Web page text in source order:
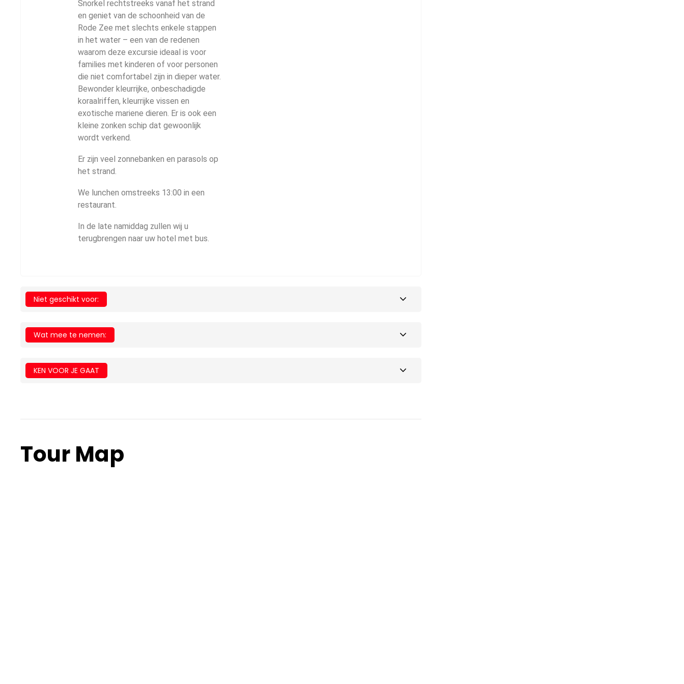
Snorkel rechtstreeks vanaf het strand
en geniet van de schoonheid van de
Rode Zee met slechts enkele stappen
in het water – een van de redenen
waarom deze excursie ideaal is voor
families met kinderen of voor personen
die niet comfortabel zijn in dieper water.
Bewonder kleurrijke, onbeschadigde
koraalriffen, kleurrijke vissen en
exotische mariene dieren. Er is ook een
kleine zonken schip dat gewoonlijk
wordt verkend.
Er zijn veel zonnebanken en parasols op
het strand.
We lunchen omstreeks 13:00 in een
restaurant.
In de late namiddag zullen wij u
terugbrengen naar uw hotel met bus.
Niet geschikt voor:
Wat mee te nemen:
KEN VOOR JE GAAT
Tour Map